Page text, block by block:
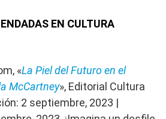
EN CULTURA
«La Piel del Futuro en el
McCartney», Editorial Cultura
2 septiembre, 2023 |